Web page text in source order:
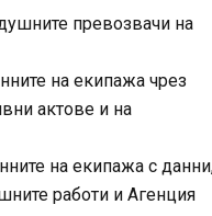
превозвачи на
на екипажа чрез
актове и на
на екипажа с
работи и Агенция